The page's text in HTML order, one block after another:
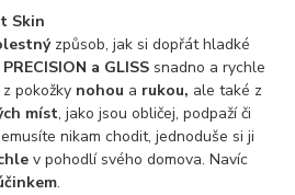
Skin
způsob, jak si dopřát hladké
PRECISION a GLISS snadno a rychle
pokožky nohou a rukou, ale také z
míst, jako jsou obličej, podpaží či
nikam chodit, jednoduše si ji
v pohodlí svého domova. Navíc
.